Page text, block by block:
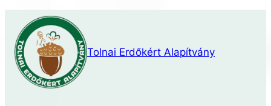
Ugrás
tartalomhoz
Tolnai Erdőkért Alapítvány